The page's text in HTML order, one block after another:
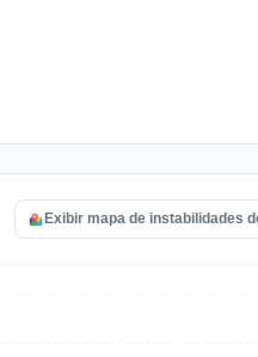
Exibir mapa de instabilidades